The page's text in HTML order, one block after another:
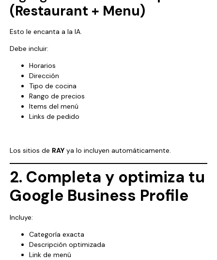
(Restaurant + Menu)
Esto le encanta a la IA.
Debe incluir:
Horarios
Dirección
Tipo de cocina
Rango de precios
Items del menú
Links de pedido
Los sitios de RAY ya lo incluyen automáticamente.
2. Completa y optimiza tu
Google Business Profile
Incluye:
Categoría exacta
Descripción optimizada
Link de menú